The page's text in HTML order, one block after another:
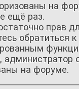
на
ещё раз.
прав
обратиться
администратор
на форуме.